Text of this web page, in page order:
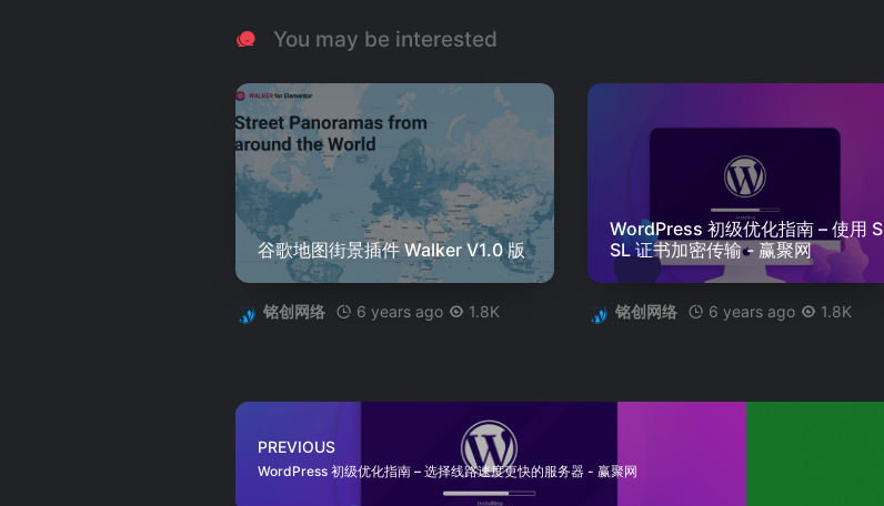
You may be interested
谷歌地图街景插件 Walker V1.0 版
铭创网络 6 years ago 1.8K
WordPress 初级优化指南 – 使用 S
SL 证书加密传输 - 赢聚网
铭创网络 6 years ago 1.8K
PREVIOUS
WordPress 初级优化指南 – 选择线路速度更快的服务器 - 赢聚网